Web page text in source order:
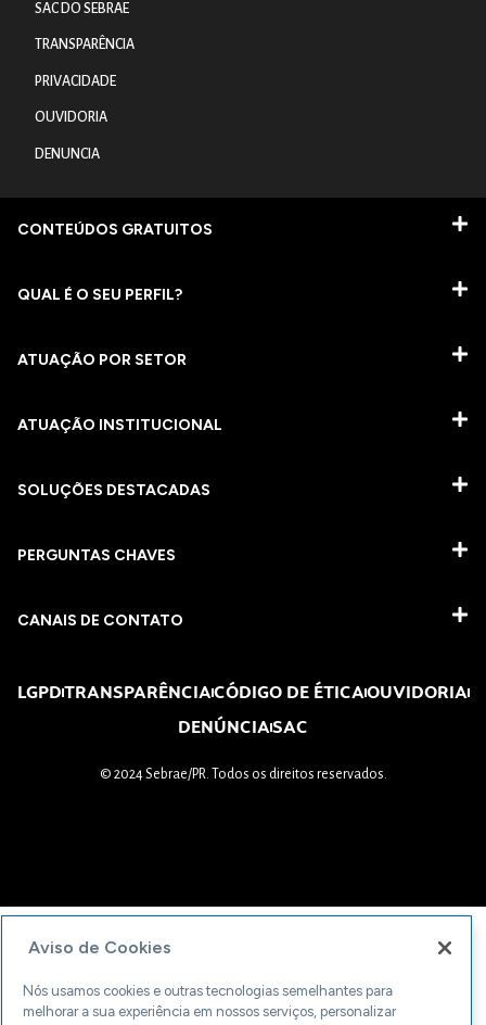
SAC DO SEBRAE
TRANSPARÊNCIA
PRIVACIDADE
OUVIDORIA
DENUNCIA
CONTEÚDOS GRATUITOS
QUAL É O SEU PERFIL?
ATUAÇÃO POR SETOR
ATUAÇÃO INSTITUCIONAL
SOLUÇÕES DESTACADAS
PERGUNTAS CHAVES​
CANAIS DE CONTATO
LGPDTRANSPARÊNCIACÓDIGO DE ÉTICAOUVIDORIA
DENÚNCIASAC
© 2024 Sebrae/PR. Todos os direitos reservados.
Aviso de Cookies
Nós usamos cookies e outras tecnologias semelhantes para
melhorar a sua experiência em nossos serviços, personalizar